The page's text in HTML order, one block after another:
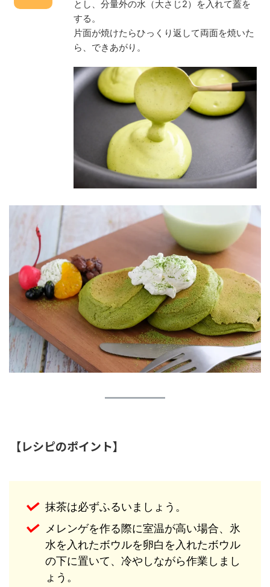
とし、分量外の水（大さじ2）を入れて蓋を
する。
片面が焼けたらひっくり返して両面を焼いた
ら、できあがり。
【レシピのポイント】
抹茶は必ずふるいましょう。
メレンゲを作る際に室温が高い場合、氷
水を入れたボウルを卵白を入れたボウル
の下に置いて、冷やしながら作業しまし
ょう。